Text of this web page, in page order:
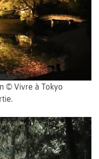
© Vivre à Tokyo